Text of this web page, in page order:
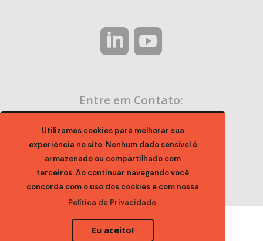
Utilizamos cookies para melhorar sua
experiência no site. Nenhum dado sensível é
armazenado ou compartilhado com
terceiros. Ao continuar navegando você
concorda com o uso dos cookies e com nossa
Política de Privacidade.
Eu aceito!
Entre em Contato: